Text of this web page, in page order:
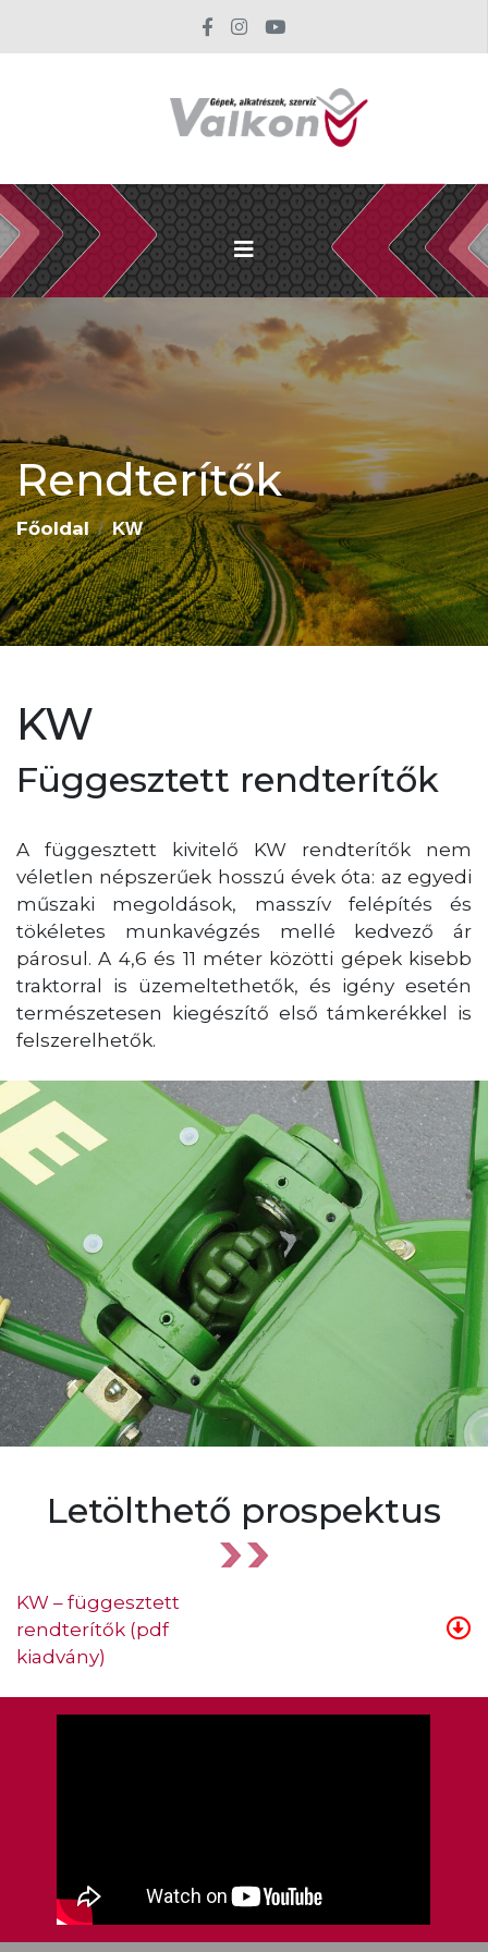
Rendterítők
Főoldal KW
KW
Függesztett rendterítők
A függesztett kivitelő KW rendterítők nem
véletlen népszerűek hosszú évek óta: az egyedi
műszaki megoldások, masszív felépítés és
tökéletes munkavégzés mellé kedvező ár
párosul. A 4,6 és 11 méter közötti gépek kisebb
traktorral is üzemeltethetők, és igény esetén
természetesen kiegészítő első támkerékkel is
felszerelhetők.
Letölthető prospektus
KW – függesztett
rendterítők (pdf
kiadvány)